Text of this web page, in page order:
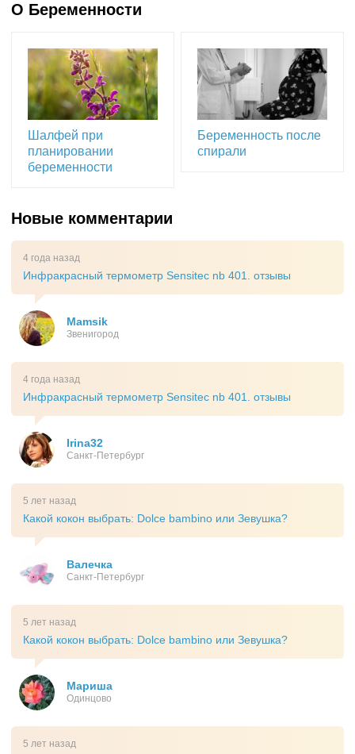
О Беременности
Шалфей при
планировании
беременности
Беременность после
спирали
Новые комментарии
4 года назад
Инфракрасный термометр Sensitec nb 401. отзывы
Mamsik
Звенигород
4 года назад
Инфракрасный термометр Sensitec nb 401. отзывы
Irina32
Санкт-Петербург
5 лет назад
Какой кокон выбрать: Dolce bambino или Зевушка?
Валечка
Санкт-Петербург
5 лет назад
Какой кокон выбрать: Dolce bambino или Зевушка?
Мариша
Одинцово
5 лет назад